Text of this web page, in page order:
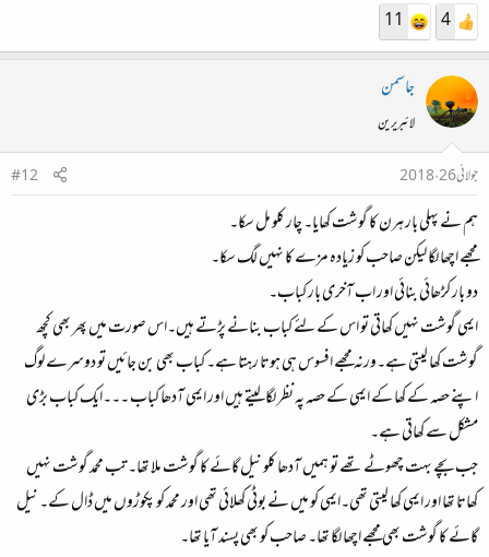
4
11
جاسمن
لائبریرین
جولائی 26، 2018
#12
ہم نے پہلی بار ہرن کا گوشت کھایا۔ چار کلو مل سکا۔
مجھے اچھا لگا لیکن صاحب کو زیادہ مزے کا نہیں لگ سکا۔
دو بار کڑھائی بنائی اور اب آخری بار کباب۔
ایمی گوشت نہیں کھاتی تو اس کے لئے کباب بنانے پڑتے ہیں۔اس صورت میں پھر بھی کچھ
گوشت کھا لیتی ہے۔ورنہ مجھے افسوس ہی ہوتا رہتا ہے۔ کباب بھی بن جائیں تو دوسرے لوگ
اپنے حصہ کے کھا کے ایمی کے حصہ پہ نظر لگالیتے ہیں اور ایمی آدھا کباب ۔۔۔ایک کباب بڑی
مشکل سے کھاتی ہے۔
جب بچے بہت چھوٹے تھے تو ہمیں آدھا کلو نیل گائے کا گوشت ملا تھا۔ تب محمد گوشت نہیں
کھاتا تھا اور ایمی کھا لیتی تھی۔ایمی کو میں نے بوٹی کھلائی تھی اور محمد کو پکوڑوں میں ڈال کے۔ نیل
گائے کا گوشت بھی مجھے اچھا لگا تھا۔ صاحب کو بھی پسند آیا تھا۔